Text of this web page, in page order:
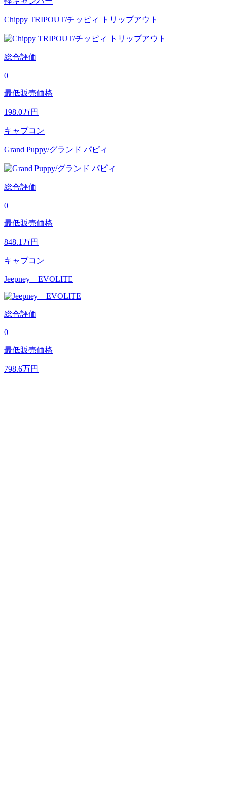
Chippy TRIPOUT/チッピィ トリップアウト
総合評価
0
最低販売価格
198.0万円
キャブコン
Grand Puppy/グランド パピィ
総合評価
0
最低販売価格
848.1万円
キャブコン
Jeepney EVOLITE
総合評価
0
最低販売価格
798.6万円